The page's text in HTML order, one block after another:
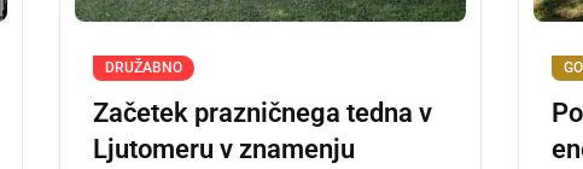
DRUŽABNO
Začetek prazničnega tedna v
Ljutomeru v znamenju